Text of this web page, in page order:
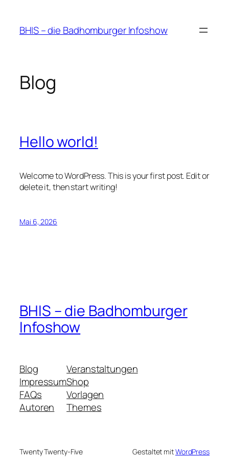
springen
BHIS – die Badhomburger Infoshow
Blog
Hello world!
Welcome to WordPress. This is your first post. Edit or
delete it, then start writing!
Mai 6, 2026
BHIS – die Badhomburger
Infoshow
Blog
Impressum
FAQs
Autoren
Veranstaltungen
Shop
Vorlagen
Themes
Twenty Twenty-Five Gestaltet mitWordPress